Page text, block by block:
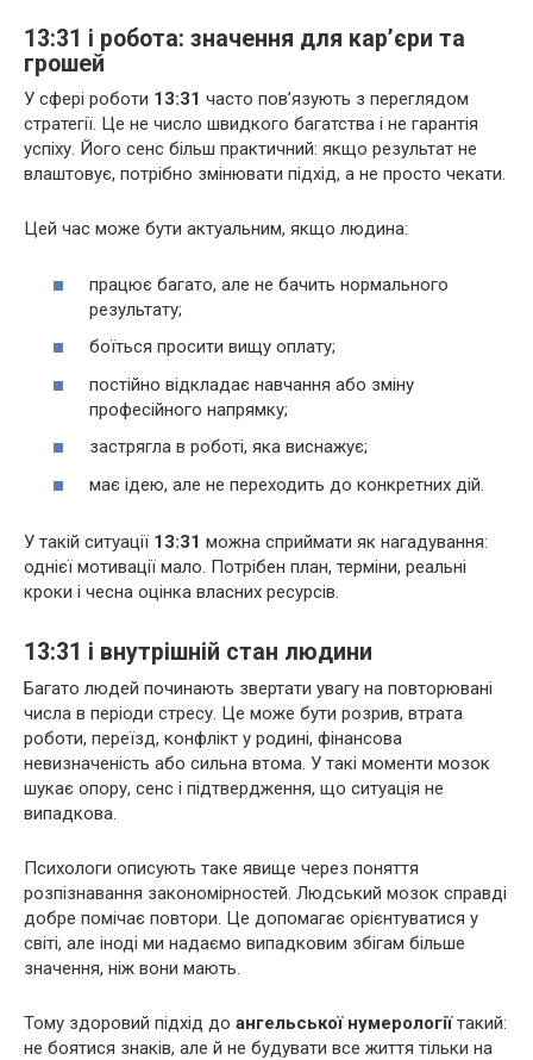
13:31 і робота: значення для кар’єри та
грошей
У сфері роботи 13:31 часто пов’язують з переглядом
стратегії. Це не число швидкого багатства і не гарантія
успіху. Його сенс більш практичний: якщо результат не
влаштовує, потрібно змінювати підхід, а не просто чекати.
Цей час може бути актуальним, якщо людина:
працює багато, але не бачить нормального
результату;
боїться просити вищу оплату;
постійно відкладає навчання або зміну
професійного напрямку;
застрягла в роботі, яка виснажує;
має ідею, але не переходить до конкретних дій.
У такій ситуації 13:31 можна сприймати як нагадування:
однієї мотивації мало. Потрібен план, терміни, реальні
кроки і чесна оцінка власних ресурсів.
13:31 і внутрішній стан людини
Багато людей починають звертати увагу на повторювані
числа в періоди стресу. Це може бути розрив, втрата
роботи, переїзд, конфлікт у родині, фінансова
невизначеність або сильна втома. У такі моменти мозок
шукає опору, сенс і підтвердження, що ситуація не
випадкова.
Психологи описують таке явище через поняття
розпізнавання закономірностей. Людський мозок справді
добре помічає повтори. Це допомагає орієнтуватися у
світі, але іноді ми надаємо випадковим збігам більше
значення, ніж вони мають.
Тому здоровий підхід до ангельської нумерологіїтакий:
не боятися знаків, але й не будувати все життя тільки на